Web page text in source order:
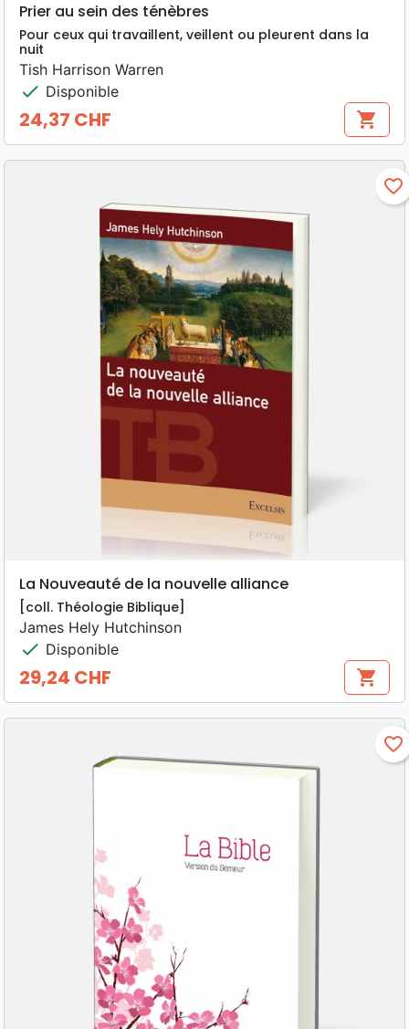
Prier au sein des ténèbres
Pour ceux qui travaillent, veillent ou pleurent dans la
nuit
Tish Harrison Warren
check Disponible
Prix
24,37 CHF shopping_cart
favorite_border
La Nouveauté de la nouvelle alliance
[coll. Théologie Biblique]
James Hely Hutchinson
check Disponible
Prix
29,24 CHF shopping_cart
favorite_border